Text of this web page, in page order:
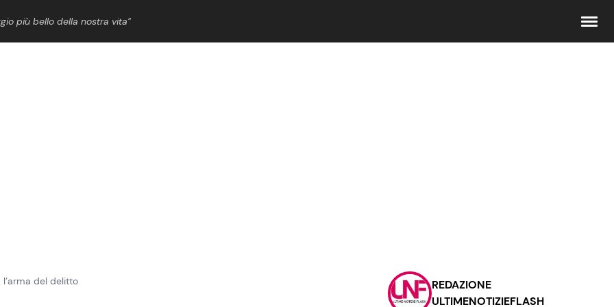
più bello della nostra vita”
Contattaci
Pubblicità
del delitto
REDAZIONE
ULTIMENOTIZIEFLASH